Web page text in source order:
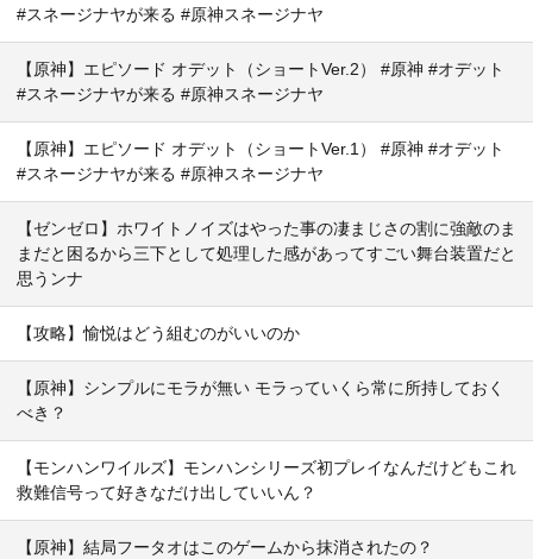
#スネージナヤが来る #原神スネージナヤ
【原神】エピソード オデット（ショートVer.2） #原神 #オデット
#スネージナヤが来る #原神スネージナヤ
【原神】エピソード オデット（ショートVer.1） #原神 #オデット
#スネージナヤが来る #原神スネージナヤ
【ゼンゼロ】ホワイトノイズはやった事の凄まじさの割に強敵のま
まだと困るから三下として処理した感があってすごい舞台装置だと
思うンナ
【攻略】愉悦はどう組むのがいいのか
【原神】シンプルにモラが無い モラっていくら常に所持しておく
べき？
【モンハンワイルズ】モンハンシリーズ初プレイなんだけどもこれ
救難信号って好きなだけ出していいん？
【原神】結局フータオはこのゲームから抹消されたの？